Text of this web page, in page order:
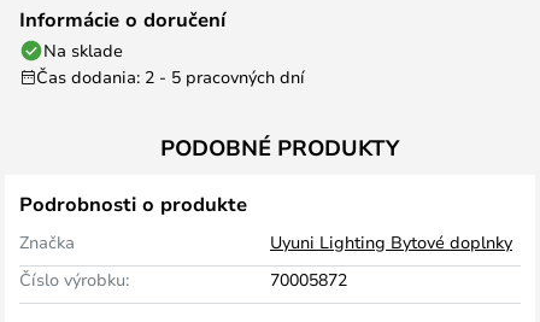
Informácie o doručení
Na sklade
Čas dodania: 2 - 5 pracovných dní
PODOBNÉ PRODUKTY
Podrobnosti o produkte
Značka
Uyuni Lighting Bytové doplnky
Číslo výrobku:
70005872